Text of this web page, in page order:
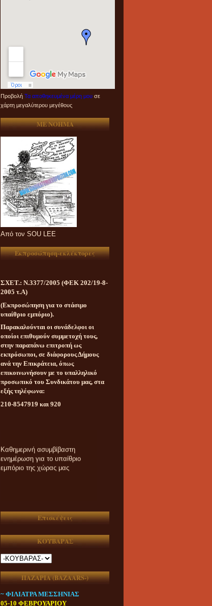
Προβολή Τα αποθηκευμένα μέρη μου σε
χάρτη μεγαλύτερου μεγέθους
ME NOHMA
Aπό τον SOU LEE
Εκπροσώπηση-εκλέκτορες
ΣΧΕΤ.: Ν.3377/2005 (ΦΕΚ 202/19-8-
2005 τ.Α)
(Εκπροσώπηση για το στάσιμο
υπαίθριο εμπόριο).
Παρακαλούνται οι συνάδελφοι οι
οποίοι επιθυμούν συμμετοχή τους,
στην παραπάνω επιτροπή ως
εκπρόσωποι, σε διάφορους Δήμους
ανά την Επικράτεια, όπως
επικοινωνήσουν με το υπαλληλικό
προσωπικό του Συνδικάτου μας, στα
εξής τηλέφωνα:
210-8547919 και 920
ενημέρωση για το υπαίθριο
εμπόριο της χώρας μας
Επισκέψεις
ΚΟΥΒΑΡΑΣ
ΠΑΖΑΡΙΑ (ΒAZAARS-)
~ ΦΙΛΙΑΤΡΑ ΜΕΣΣΗΝΙΑΣ
05-10 ΦΕΒΡΟΥΑΡΙΟΥ